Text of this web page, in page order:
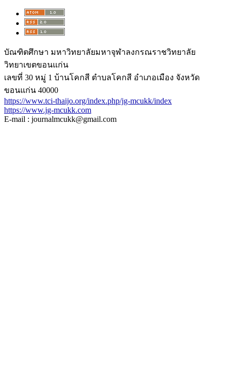
บัณฑิตศึกษา มหาวิทยาลัยมหาจุฬาลงกรณราชวิทยาลัย
วิทยาเขตขอนแก่น
เลขที่ 30 หมู่ 1 บ้านโคกสี ตำบลโคกสี อำเภอเมือง จังหวัด
ขอนแก่น 40000
https://www.tci-thaijo.org/index.php/jg-mcukk/index
https://www.jg-mcukk.com
E-mail : journalmcukk@gmail.com